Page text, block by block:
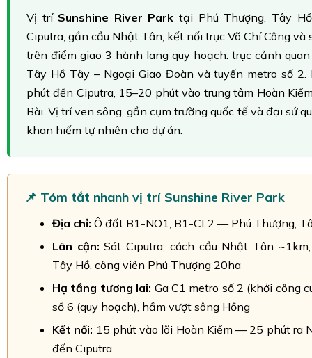
Vị trí Sunshine River Park tại Phú Thượng, Tây
Ciputra, gần cầu Nhật Tân, kết nối trục Võ Chí Công và
trên điểm giao 3 hành lang quy hoạch: trục cảnh
Tây Hồ Tây – Ngoại Giao Đoàn và tuyến metro số 2.
phút đến Ciputra, 15–20 phút vào trung tâm Hoàn
Bài. Vị trí ven sông, gần cụm trường quốc tế và đại sứ
khan hiếm tự nhiên cho dự án.
📌 Tóm tắt nhanh vị trí Sunshine River Park
Địa chỉ: Ô đất B1-NO1, B1-CL2 — Phú Thượng,
Lân cận: Sát Ciputra, cách cầu Nhật Tân
Tây Hồ, công viên Phú Thượng 20ha
Hạ tầng tương lai: Ga C1 metro số 2 (khởi công
số 6 (quy hoạch), hầm vượt sông Hồng
Kết nối: 15 phút vào lõi Hoàn Kiếm — 25 phút ra
đến Ciputra